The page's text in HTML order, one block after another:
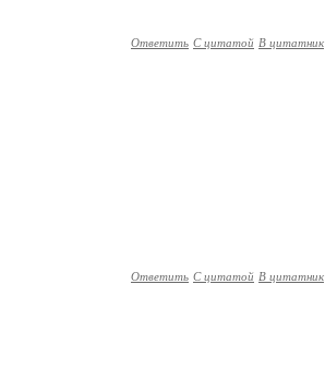
Ответить С цитатой В цитатник
Ответить С цитатой В цитатник